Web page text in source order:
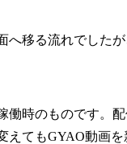
へ移る流れでした
働時のものです。
えてもGYAO動画を